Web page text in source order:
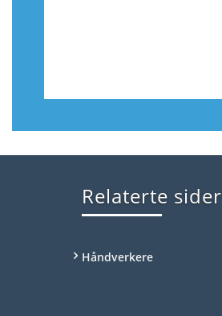
Relaterte sider
Håndverkere